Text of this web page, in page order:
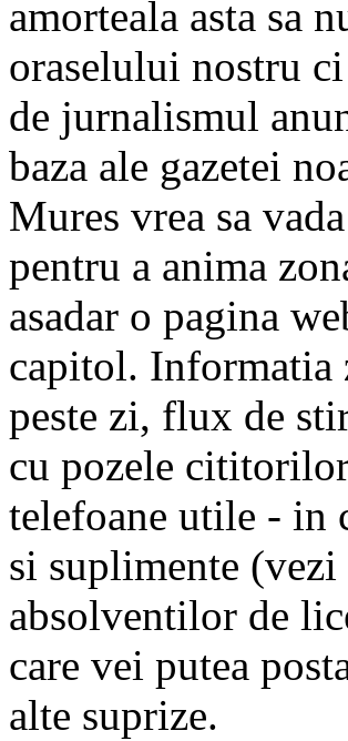
amorteala asta sa
oraselului nostru
de jurnalismul
baza ale gazetei
Mures vrea sa
pentru a anima
asadar o pagina
capitol. Informatia
peste zi, flux de
cu pozele
telefoane utile - in
si suplimente
absolventilor de
care vei putea
alte suprize.